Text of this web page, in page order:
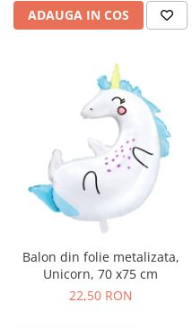
ADAUGA IN COS
Balon din folie metalizata,
Unicorn, 70 x75 cm
22,50 RON